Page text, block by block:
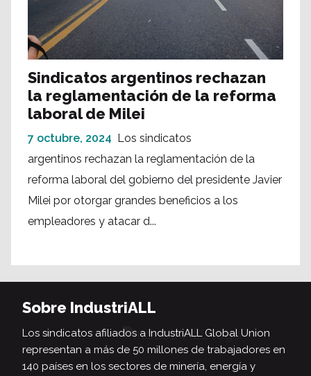
Sindicatos argentinos rechazan
la reglamentación de la reforma
laboral de Milei
7 octubre, 2024
Los sindicatos
argentinos rechazan la reglamentación de la
reforma laboral del gobierno del presidente Javier
Milei por otorgar grandes beneficios a los
empleadores y atacar d...
Sobre IndustriALL
Los sindicatos afiliados a IndustriALL Global Union
representan a más de 50 millones de trabajadores en
140 países en los sectores de minería, energía y